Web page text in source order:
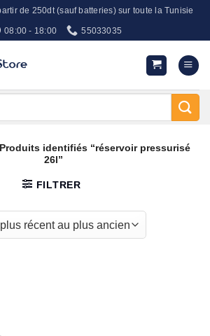
de 250dt (sauf batteries) sur toute la Tunisie
08:00 - 18:00 55033035
Produits identifiés “réservoir pressurisé
26l”
FILTRER